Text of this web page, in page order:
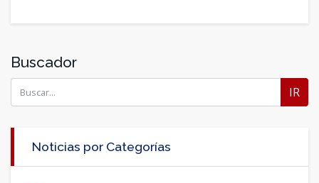
Buscador
IR
Noticias por Categorías